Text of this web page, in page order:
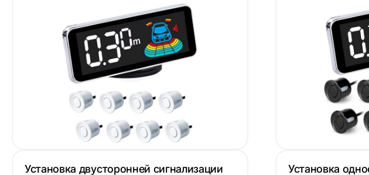
Установка двусторонней сигнализации
Установка